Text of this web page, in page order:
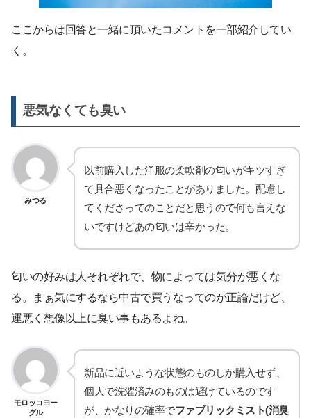
ここからは回答と一緒に頂いたコメントを一部紹介してい
く。
悪気なくても臭い
みつる
以前購入した洋服の柔軟剤の匂いがキツすぎ
て具合悪くなったことがありました。配慮し
てくださってのことだと思うので何も言えな
いですけどあの匂いは辛かった。
匂いの好みは人それぞれで、物によっては気分が悪くな
る。まぁ気にするなら中古で買うなってのが正論だけど、
運悪く想像以上に臭い事もあるよね。
モロッコヨー
グル
新品に近いような状態のものしか購入せず、
個人で洗濯済みのものは避けているのです
が、かなりの確率でファブリックミスト(消臭